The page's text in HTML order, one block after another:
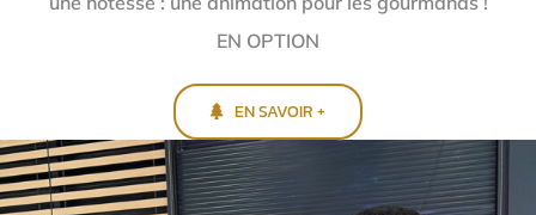
EN OPTION
EN SAVOIR +